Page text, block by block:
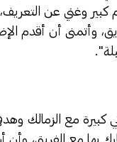
كبير وغني عن
وأتمنى أن أقدم
مع الزمالك
بها مع الفريق، وأن